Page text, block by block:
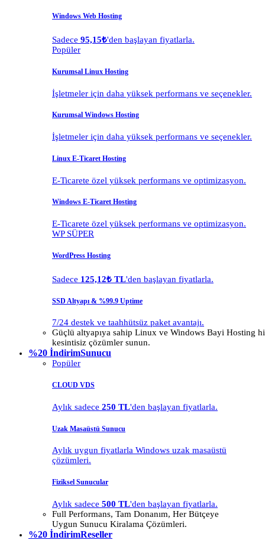
Windows Web Hosting
Sadece 95,15₺'den başlayan fiyatlarla.
Popüler
Kurumsal Linux Hosting
İşletmeler için daha yüksek performans ve seçenekler.
Kurumsal Windows Hosting
İşletmeler için daha yüksek performans ve seçenekler.
Linux E-Ticaret Hosting
E-Ticarete özel yüksek performans ve optimizasyon.
Windows E-Ticaret Hosting
E-Ticarete özel yüksek performans ve optimizasyon.
WP SÜPER
WordPress Hosting
Sadece 125,12₺ TL'den başlayan fiyatlarla.
SSD Altyapı & %99.9 Uptime
7/24 destek ve taahhütsüz paket avantajı.
Güçlü altyapıya sahip Linux ve Windows Bayi Hosting
kesintisiz çözümler sunun.
%20 İndirimSunucu
Popüler
CLOUD VDS
Aylık sadece 250 TL'den başlayan fiyatlarla.
Uzak Masaüstü Sunucu
Aylık uygun fiyatlarla Windows uzak masaüstü
çözümleri.
Fiziksel Sunucular
Aylık sadece 500 TL'den başlayan fiyatlarla.
Full Performans, Tam Donanım, Her Bütçeye
Uygun Sunucu Kiralama Çözümleri.
%20 İndirimReseller